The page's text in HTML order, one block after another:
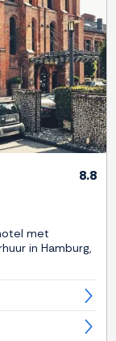
8.8
met
in Hamburg,